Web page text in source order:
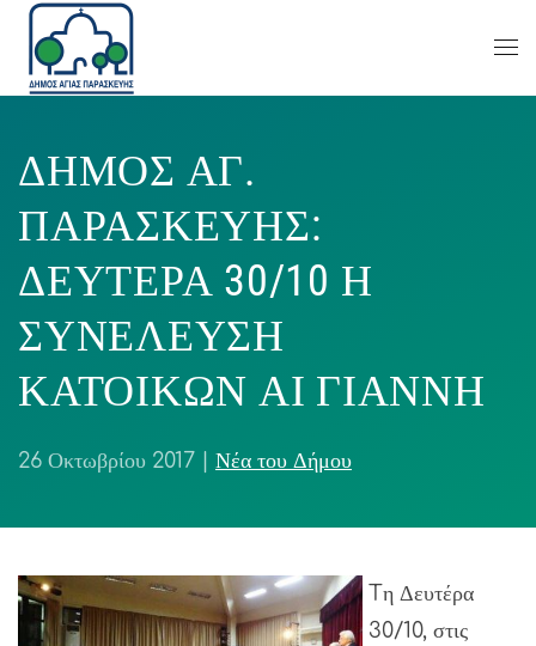
ΔΗΜΟΣ ΑΓ.
ΠΑΡΑΣΚΕΥΗΣ:
ΔΕΥΤΕΡΑ 30/10 Η
ΣΥΝΕΛΕΥΣΗ
ΚΑΤΟΙΚΩΝ ΑΙ ΓΙΑΝΝΗ
26 Οκτωβρίου 2017 Νέα του Δήμου
Tη Δευτέρα
30/10, στις